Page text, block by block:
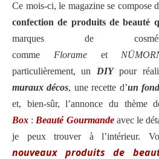
Ce mois-ci, le magazine se compose
confection de produits de beauté
marques de
comme Florame et
particulièrement, un DIYpour
muraux décos, une recette d’un
et, bien-sûr, l’annonce du thème
Box : Beauté Gourmandeavec le
je peux trouver à l’intérieur.
nouveaux produits de